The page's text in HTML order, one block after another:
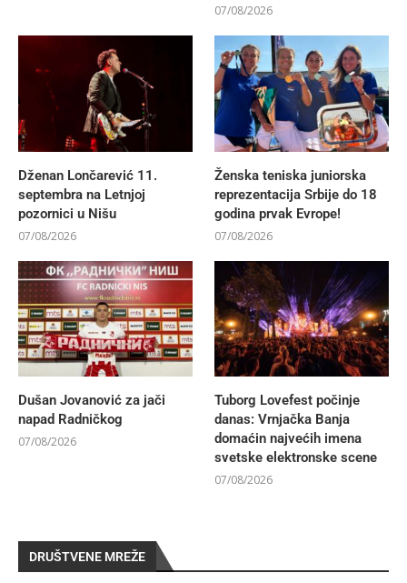
07/08/2026
Dženan Lončarević 11.
septembra na Letnjoj
pozornici u Nišu
07/08/2026
Ženska teniska juniorska
reprezentacija Srbije do 18
godina prvak Evrope!
07/08/2026
Dušan Jovanović za jači
napad Radničkog
07/08/2026
Tuborg Lovefest počinje
danas: Vrnjačka Banja
domaćin najvećih imena
svetske elektronske scene
07/08/2026
DRUŠTVENE MREŽE